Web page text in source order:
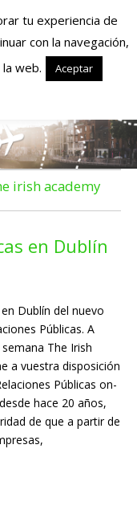
en
en
y trabajan en
irish academy
en Dublín
Dublín del nuevo
Públicas. A
The Irish
a vuestra disposición
Públicas on-
hace 20 años,
de que a partir de
tu experiencia de
con la navegación,
web.
Aceptar